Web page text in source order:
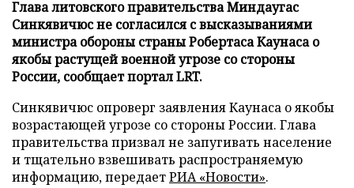
Глава литовского правительства Миндаугас
Синкявичюс не согласился с высказываниями
министра обороны страны Робертаса Каунаса о
якобы растущей военной угрозе со стороны
России, сообщает портал LRT.
Синкявичюс опроверг заявления Каунаса о якобы
возрастающей угрозе со стороны России. Глава
правительства призвал не запугивать население
и тщательно взвешивать распространяемую
информацию, передаетРИА «Новости».